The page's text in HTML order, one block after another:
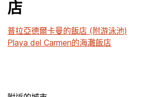
店
普拉亞德爾卡曼的飯店 (附游泳池)
Playa del Carmen的海灘飯店